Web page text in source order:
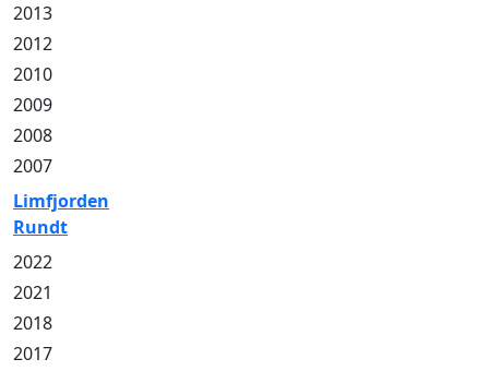
2013
2012
2010
2009
2008
2007
Limfjorden
Rundt
2022
2021
2018
2017